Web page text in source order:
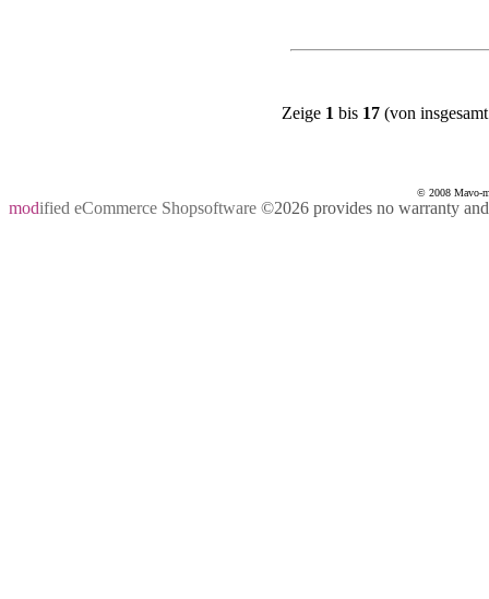
Zeige 1 bis 17 (von
© 2008 Mavo-
modified eCommerce Shopsoftware ©2026 provides no warranty